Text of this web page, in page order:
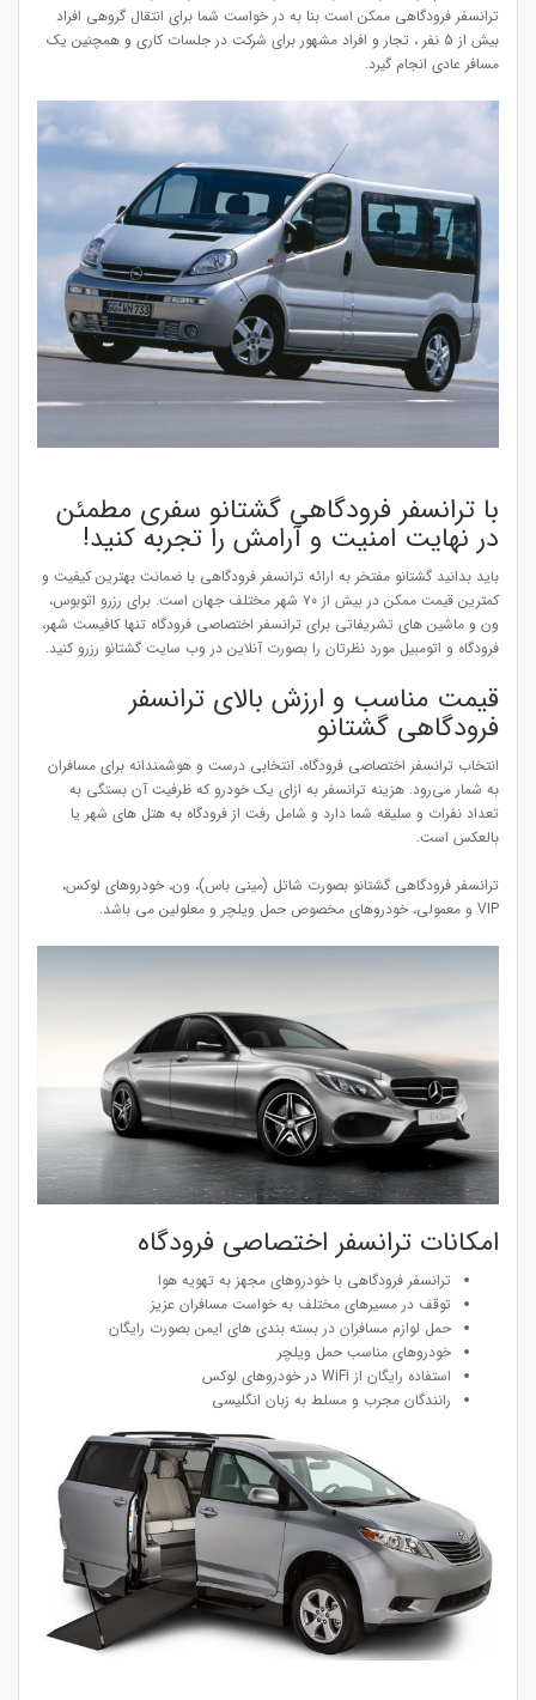
ترانسفر فرودگاهی ممکن است بنا به در خواست شما برای انتقال گروهی افراد
بیش از ۵ نفر ، تجار و افراد مشهور برای شرکت در جلسات کاری و همچنین یک
مسافر عادی انجام گیرد.
با ترانسفر فرودگاهی گشتانو سفری مطمئن
در نهایت امنیت و آرامش را تجربه کنید!
باید بدانید گشتانو مفتخر به ارائه ترانسفر فرودگاهی با ضمانت بهترین کیفیت و
کمترین قیمت ممکن در بیش از ۷۰ شهر مختلف جهان است. برای رزرو اتوبوس،
ون و ماشین های تشریفاتی برای ترانسفر اختصاصی فرودگاه تنها کافیست شهر،
فرودگاه و اتومبیل مورد نظرتان را بصورت آنلاین در وب سایت گشتانو رزرو کنید.
قیمت مناسب و ارزش بالای ترانسفر
فرودگاهی گشتانو
انتخاب ترانسفر اختصاصی فرودگاه، انتخابی درست و هوشمندانه برای مسافران
به شمار می‌رود. هزینه ترانسفر به ازای یک خودرو که ظرفیت آن بستگی به
تعداد نفرات و سلیقه شما دارد و شامل رفت از فرودگاه به هتل های شهر یا
بالعکس است.
ترانسفر فرودگاهی گشتانو بصورت شاتل (مینی باس)، ون، خودروهای لوکس،
VIP و معمولی، خودروهای مخصوص حمل ویلچر و معلولین می باشد.
امکانات ترانسفر اختصاصی فرودگاه
ترانسفر فرودگاهی با خودروهای مجهز به تهویه هوا
توقف در مسیرهای مختلف به خواست مسافران عزیز
حمل لوازم مسافران در بسته بندی های ایمن بصورت رایگان
خودروهای مناسب حمل ویلچر
استفاده رایگان از WiFi در خودروهای لوکس
رانندگان مجرب و مسلط به زبان انگلیسی